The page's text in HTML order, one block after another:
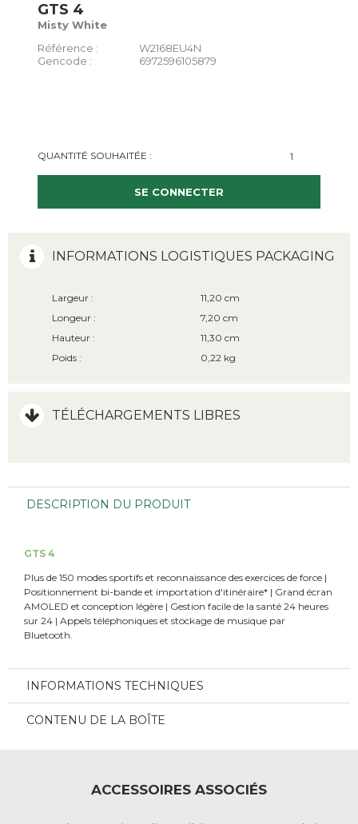
GTS 4
Misty White
Référence :
W2168EU4N
Gencode :
6972596105879
QUANTITÉ SOUHAITÉE :
SE CONNECTER
INFORMATIONS LOGISTIQUES PACKAGING
Largeur :
11,20 cm
Longeur :
7,20 cm
Hauteur :
11,30 cm
Poids :
0,22 kg
TÉLÉCHARGEMENTS LIBRES
DESCRIPTION DU PRODUIT
GTS 4
Plus de 150 modes sportifs et reconnaissance des exercices de force |
Positionnement bi-bande et importation d'itinéraire* | Grand écran
AMOLED et conception légère | Gestion facile de la santé 24 heures
sur 24 | Appels téléphoniques et stockage de musique par
Bluetooth.
INFORMATIONS TECHNIQUES
CONTENU DE LA BOÎTE
ACCESSOIRES ASSOCIÉS